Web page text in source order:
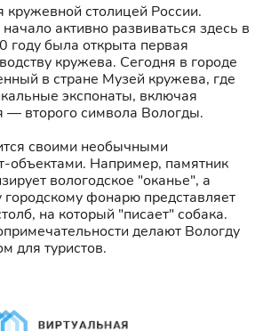
кружевной столицей России.
активно развиваться здесь в
году была открыта первая
кружева. Сегодня в городе
в стране Музей кружева, где
экспонаты, включая
— второго символа Вологды.
своими необычными
объектами. Например, памятник
вологодское "оканье", а
фонарю представляет
на который "писает" собака.
делают Вологду
для туристов.